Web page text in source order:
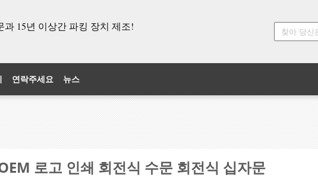
15년 이상간 파킹 장치 제조!
연락주세요 뉴스
로고 인쇄 회전식 수문 회전식 십자문